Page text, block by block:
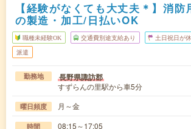
【経験がなくても大丈夫＊】消防
の製造・加工/日払いOK
職種未経験OK 交通費別途支給あり 土日祝日が
派遣
勤務地 長野県諏訪郡
すずらんの里駅から車5分
曜日頻度 月～金
時間 08:15～17:05